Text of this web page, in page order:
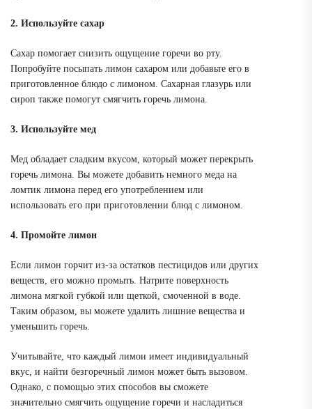
2. Используйте сахар
Сахар помогает снизить ощущение горечи во рту.
Попробуйте посыпать лимон сахаром или добавьте его в
приготовленное блюдо с лимоном. Сахарная глазурь или
сироп также помогут смягчить горечь лимона.
3. Используйте мед
Мед обладает сладким вкусом, который может перекрыть
горечь лимона. Вы можете добавить немного меда на
ломтик лимона перед его употреблением или
использовать его при приготовлении блюд с лимоном.
4. Промойте лимон
Если лимон горчит из-за остатков пестицидов или других
веществ, его можно промыть. Натрите поверхность
лимона мягкой губкой или щеткой, смоченной в воде.
Таким образом, вы можете удалить лишние вещества и
уменьшить горечь.
Учитывайте, что каждый лимон имеет индивидуальный
вкус, и найти безгоречный лимон может быть вызовом.
Однако, с помощью этих способов вы сможете
значительно смягчить ощущение горечи и насладиться